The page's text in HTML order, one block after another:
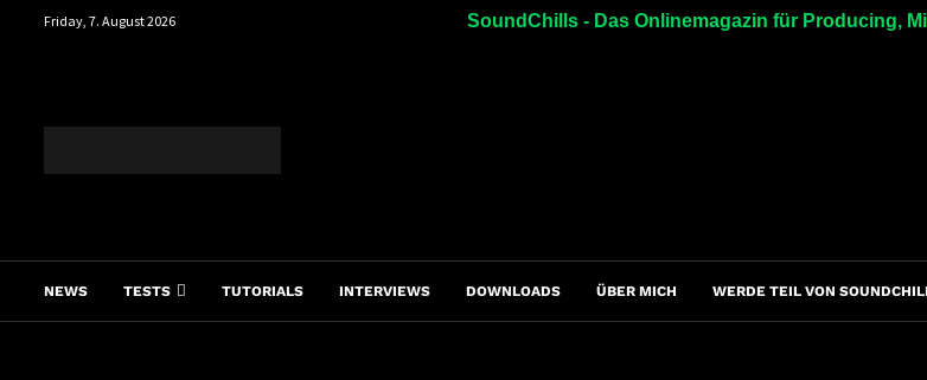
Friday, 7. August 2026 SoundChills - Das Onlinemagazin für Producing,
NEWS TESTS TUTORIALS INTERVIEWS DOWNLOADS ÜBER MICH WERDE TEIL VON